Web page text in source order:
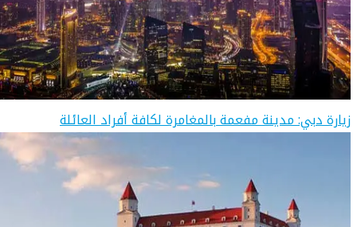
زيارة دبي: مدينة مفعمة بالمغامرة لكافة أفراد العائلة